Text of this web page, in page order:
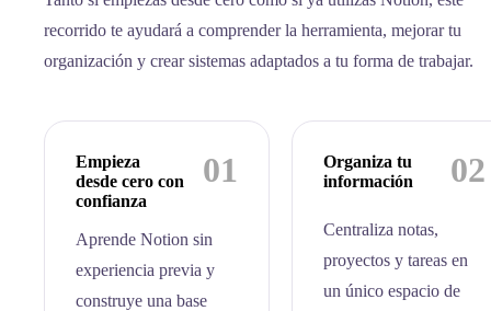
recorrido te ayudará a comprender la herramienta, mejorar tu
organización y crear sistemas adaptados a tu forma de trabajar.
01
Empieza
desde cero con
confianza
Aprende Notion sin
experiencia previa y
construye una base
02
Organiza tu
información
Centraliza notas,
proyectos y tareas en
un único espacio de